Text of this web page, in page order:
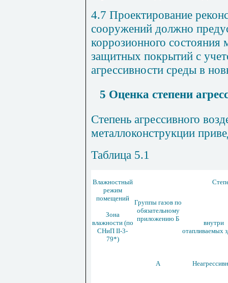
4.7 Проектирование
сооружений должно
коррозионного состояния
защитных покрытий с
агрессивности среды в
5 Оценка степени
Степень агрессивного
металлоконструкции
Таблица 5.1
Влажностный
режим
помещений
Зона
влажности (по
СНиП II-3-
79*)
Группы газов по
обязательному
приложению Б
внутри
отапливаемых
А